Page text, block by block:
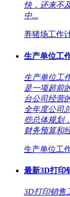
快，还来不
中...
养猪场工作
生产单位工
生产单位工
是一项超前
台公司经营
全年度公司
些总体规划
财务预算和
生产单位工
最新3D打印
3D打印销售